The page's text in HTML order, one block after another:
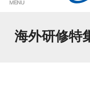
海外研修